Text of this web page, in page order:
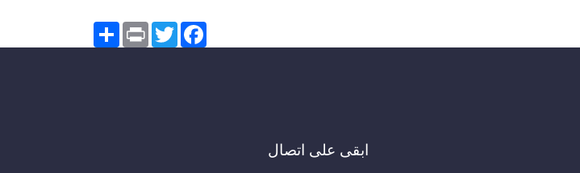
Share PrintTwitterFacebook
ابقى على اتصال